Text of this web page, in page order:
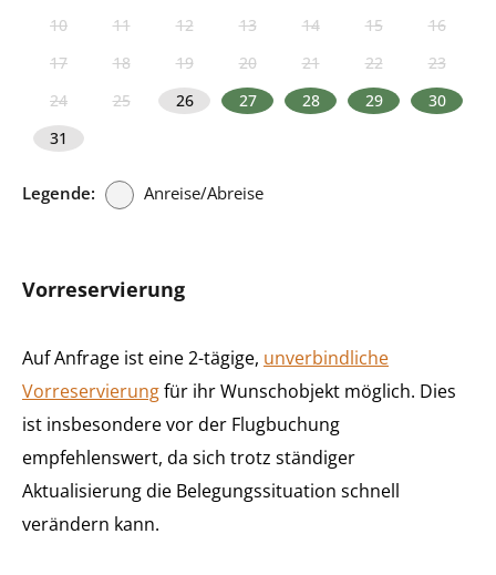
10
11 12 13 14 15
16
17
18 19 20 21 22
23
24
25 26 27 28 29
30
31
Legende: Anreise/Abreise
Vorreservierung
Auf Anfrage ist eine 2-tägige, unverbindliche
Vorreservierungfür ihr Wunschobjekt möglich. Dies
ist insbesondere vor der Flugbuchung
empfehlenswert, da sich trotz ständiger
Aktualisierung die Belegungssituation schnell
verändern kann.